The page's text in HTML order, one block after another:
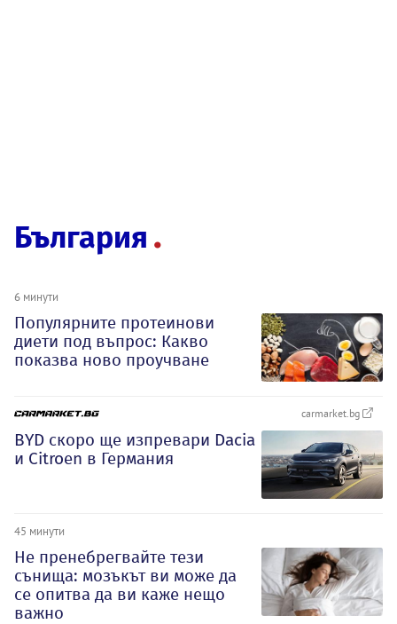
България
6 минути
Популярните протеинови
диети под въпрос: Какво
показва ново проучване
carmarket.bg
BYD скоро ще изпревари Dacia
и Citroеn в Германия
45 минути
Не пренебрегвайте тези
сънища: мозъкът ви може да
се опитва да ви каже нещо
важно